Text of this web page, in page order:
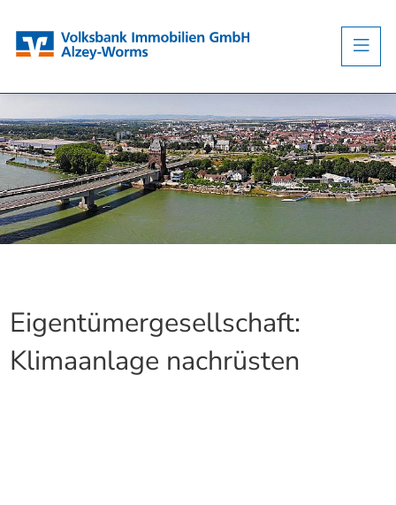
Eigentümergesellschaft:
Klimaanlage nachrüsten